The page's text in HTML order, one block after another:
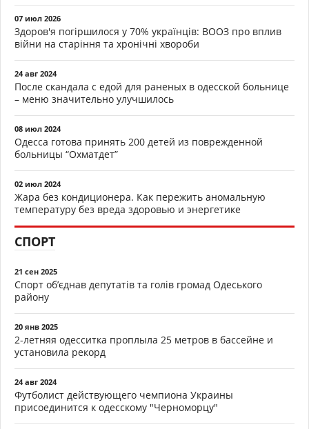
07 июл 2026
Здоров'я погіршилося у 70% українців: ВООЗ про вплив
війни на старіння та хронічні хвороби
24 авг 2024
После скандала с едой для раненых в одесской больнице
– меню значительно улучшилось
08 июл 2024
Одесса готова принять 200 детей из поврежденной
больницы “Охматдет”
02 июл 2024
Жара без кондиционера. Как пережить аномальную
температуру без вреда здоровью и энергетике
СПОРТ
21 сен 2025
Спорт об’єднав депутатів та голів громад Одеського
району
20 янв 2025
2-летняя одесситка проплыла 25 метров в бассейне и
установила рекорд
24 авг 2024
Футболист действующего чемпиона Украины
присоединится к одесскому "Черноморцу"